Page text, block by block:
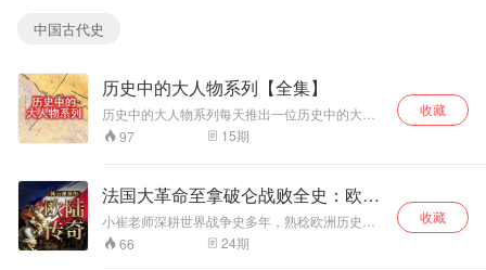
中国古代史
历史中的大人物系列【全集】
历史中的大人物系列每天推出一位历史中的大人
物，从他们的兴衰之中捕捉可以学习的点滴，力
求每天给读者带来一份深度解析的阅读盛宴，笔
来一丝对于学习历史的快乐。
97 15期
收藏
法国大革命至拿破仑战败全史：欧陆
传奇
小崔老师深耕世界战争史多年，熟稔欧洲历史脉
络，善用多元史料鲜活讲述。 本专辑聚焦这段关
键历史，精取核心要义，佐以丰富案例，细解关
66 24期
收藏